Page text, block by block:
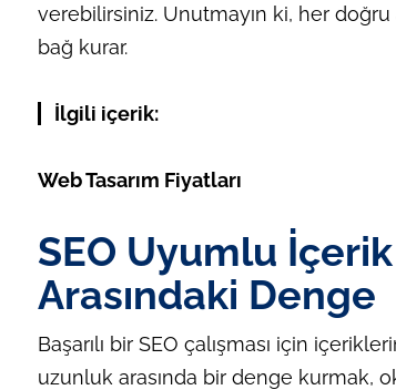
verebilirsiniz. Unutmayın ki, her
bağ kurar.
İlgili içerik:
Web Tasarım Fiyatları
SEO Uyumlu
Arasındaki Denge
Başarılı bir SEO çalışması için
uzunluk arasında bir denge kurmak,